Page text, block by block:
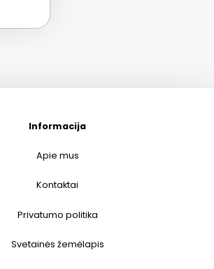
Informacija
Apie mus
Kontaktai
Privatumo politika
Svetainės žemėlapis